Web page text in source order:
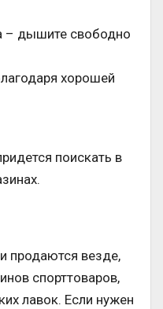
– дышите свободно
хорошей
поискать в
продаются везде,
спорттоваров,
лавок. Если нужен